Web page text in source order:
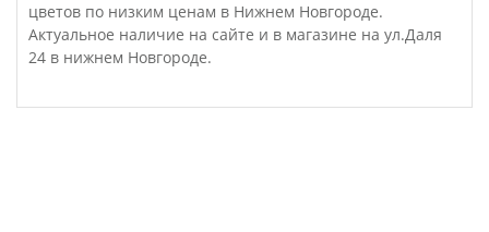
цветов по низким ценам в Нижнем Новгороде.
Актуальное наличие на сайте и в магазине на ул.Даля
24 в нижнем Новгороде.